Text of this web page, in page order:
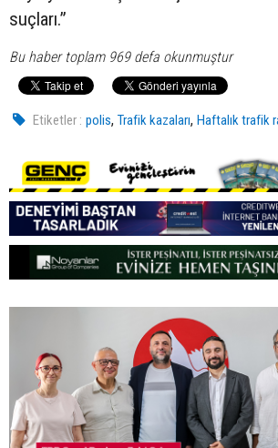
suçları.”
Bu haber toplam 969 defa okunmuştur
Etiketler : polis,Trafik kazaları,Haftalık trafik